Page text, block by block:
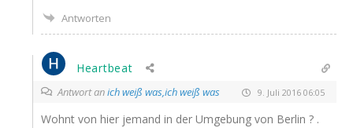
Antworten
Heartbeat
Antwort anich weiß was,ich weiß was 9. Juli 2016 06:05
Wohnt von hier jemand in der Umge­bung von Ber­lin ? .